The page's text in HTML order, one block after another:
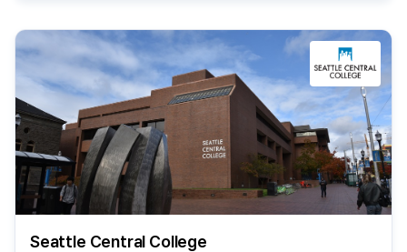
Seattle Central College